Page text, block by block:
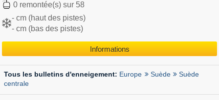
0 remontée(s) sur 58
- cm (haut des pistes)
- cm (bas des pistes)
Informations
Tous les bulletins d'enneigement: Europe Suède
Suède
centrale